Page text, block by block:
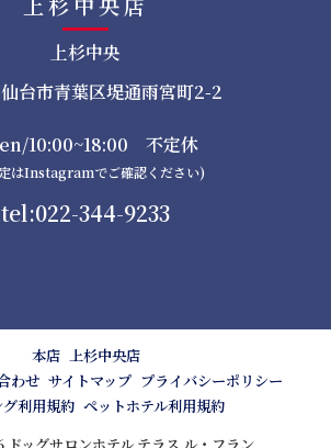
上杉中央
台市青葉区堤通雨宮町2-2
10:00~18:00 不定休
はInstagramでご確認ください)
tel:022-344-9233
本店 上杉中央店
わせ サイトマップ プライバシーポリシー
グ利用規約 ペットホテル利用規約